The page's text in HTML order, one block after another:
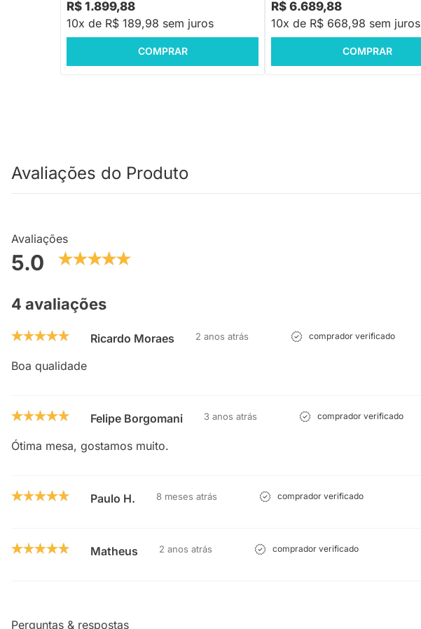
R$ 1.899,88
10x de R$ 189,98 sem juros
COMPRAR
R$ 6.689,88
10x de R$ 668,98 sem juros
COMPRAR
Avaliações do Produto
Avaliações
5.0
4 avaliações
Ricardo Moraes 2 anos atrás comprador verificado
Boa qualidade
Felipe Borgomani 3 anos atrás comprador verificado
Ótima mesa, gostamos muito.
Paulo H. 8 meses atrás comprador verificado
Matheus 2 anos atrás comprador verificado
Perguntas & respostas